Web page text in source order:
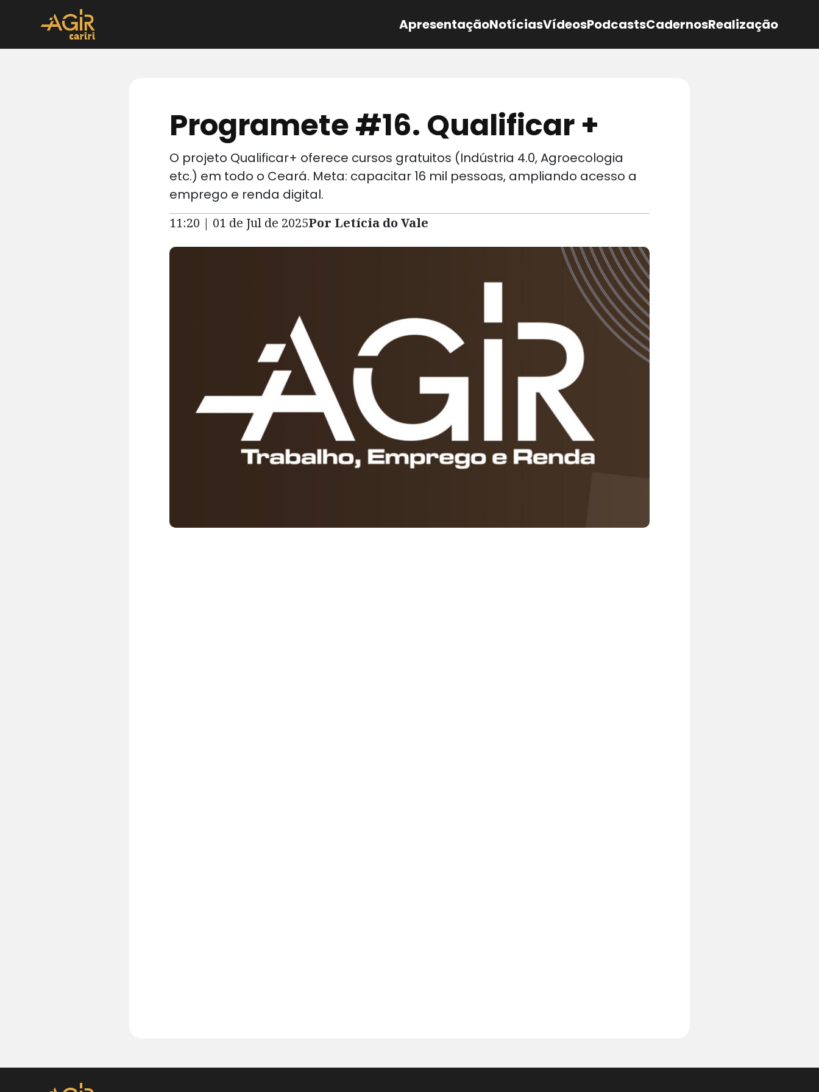
ApresentaçãoNotíciasVídeosPodcastsCadernosRealização
Programete #16. Qualificar +
O projeto Qualificar+ oferece cursos gratuitos (Indústria 4.0, Agroecologia
etc.) em todo o Ceará. Meta: capacitar 16 mil pessoas, ampliando acesso a
emprego e renda digital.
11:20 | 01 de Jul de 2025Por Letícia do Vale